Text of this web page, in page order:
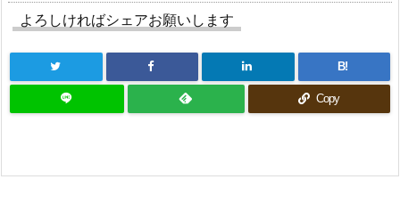
よろしければシェアお願いします
B!
Copy